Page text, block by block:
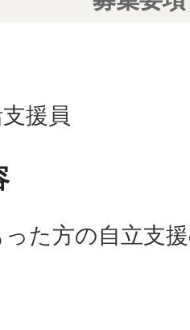
援員
た方の自立支